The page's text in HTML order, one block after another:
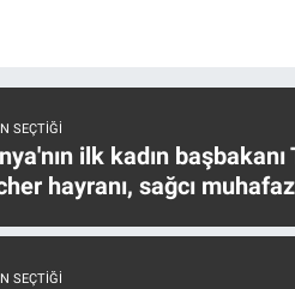
SEÇTIĞI
ilk kadın
hayranı, sağcı
SEÇTIĞI